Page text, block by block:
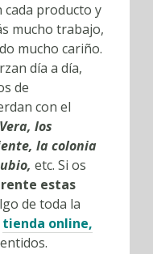
cada producto y
mucho trabajo,
mucho cariño.
día a día,
de
con el
los
la colonia
etc. Si os
estas
de toda la
tienda online,